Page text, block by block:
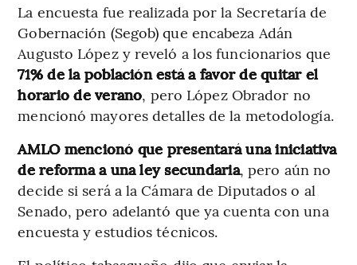
La encuesta fue realizada por la Secretaría de
Gobernación (Segob) que encabeza Adán
Augusto López y reveló a los funcionarios que
71% de la población está a favor de quitar el
horario de verano, pero López Obrador no
mencionó mayores detalles de la metodología.
AMLO mencionó que presentará una iniciativa
de reforma a una ley secundaria, pero aún no
decide si será a la Cámara de Diputados o al
Senado, pero adelantó que ya cuenta con una
encuesta y estudios técnicos.